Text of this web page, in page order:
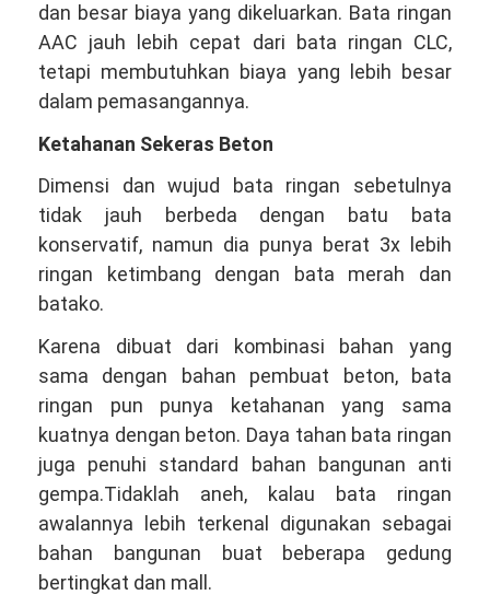
dan besar biaya yang dikeluarkan. Bata ringan
AAC jauh lebih cepat dari bata ringan CLC,
tetapi membutuhkan biaya yang lebih besar
dalam pemasangannya.
Ketahanan Sekeras Beton
Dimensi dan wujud bata ringan sebetulnya
tidak jauh berbeda dengan batu bata
konservatif, namun dia punya berat 3x lebih
ringan ketimbang dengan bata merah dan
batako.
Karena dibuat dari kombinasi bahan yang
sama dengan bahan pembuat beton, bata
ringan pun punya ketahanan yang sama
kuatnya dengan beton. Daya tahan bata ringan
juga penuhi standard bahan bangunan anti
gempa.Tidaklah aneh, kalau bata ringan
awalannya lebih terkenal digunakan sebagai
bahan bangunan buat beberapa gedung
bertingkat dan mall.